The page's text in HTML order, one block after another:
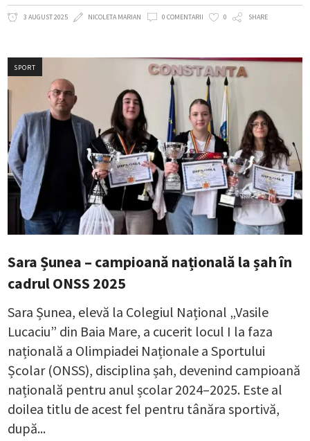
3 AUGUST 2025 NICOLETA MARIAN 0 COMENTARII 0 SHARE
SPORT
Sara Șunea – campioană națională la șah în
cadrul ONSS 2025
Sara Șunea, elevă la Colegiul Național „Vasile
Lucaciu” din Baia Mare, a cucerit locul I la faza
națională a Olimpiadei Naționale a Sportului
Școlar (ONSS), disciplina șah, devenind campioană
națională pentru anul școlar 2024–2025. Este al
doilea titlu de acest fel pentru tânăra sportivă,
după